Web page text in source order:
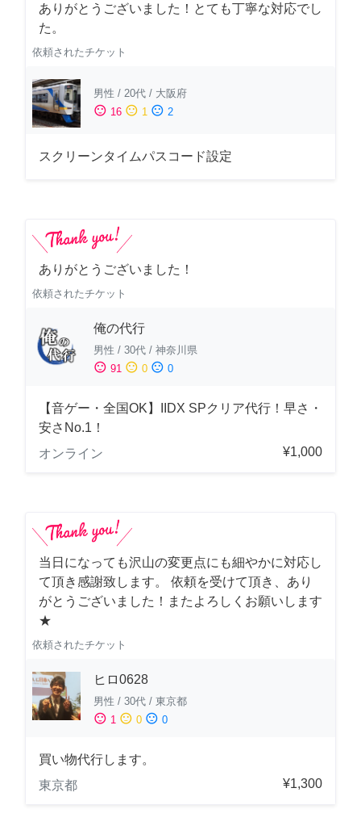
ありがとうございました！とても丁寧な対応でし
た。
依頼されたチケット
男性 / 20代 / 大阪府
sentiment_satisfied 16 sentiment_neutral 1 sentiment_dissatisfied 2
スクリーンタイムパスコード設定
ありがとうございました！
依頼されたチケット
俺の代行
男性 / 30代 / 神奈川県
sentiment_satisfied 91 sentiment_neutral 0 sentiment_dissatisfied 0
【音ゲー・全国OK】IIDX SPクリア代行！早さ・
安さNo.1！
オンライン
¥1,000
当日になっても沢山の変更点にも細やかに対応し
て頂き感謝致します。 依頼を受けて頂き、あり
がとうございました！またよろしくお願いします
★
依頼されたチケット
ヒロ0628
男性 / 30代 / 東京都
sentiment_satisfied 1 sentiment_neutral 0 sentiment_dissatisfied 0
買い物代行します。
東京都
¥1,300